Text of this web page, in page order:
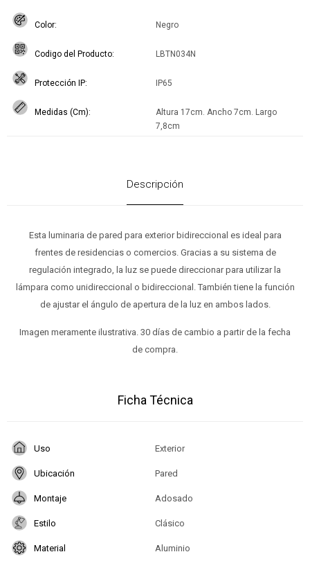
Color Negro
Codigo del Producto LBTN034N
Protección IP IP65
Medidas (Cm)
Altura 17cm. Ancho 7cm. Largo
7,8cm
Descripción
Esta luminaria de pared para exterior bidireccional es ideal para
frentes de residencias o comercios. Gracias a su sistema de
regulación integrado, la luz se puede direccionar para utilizar la
lámpara como unidireccional o bidireccional. También tiene la función
de ajustar el ángulo de apertura de la luz en ambos lados.
Imagen meramente ilustrativa. 30 días de cambio a partir de la fecha
de compra.
Ficha Técnica
Uso Exterior
Ubicación Pared
Montaje Adosado
Estilo Clásico
Material Aluminio